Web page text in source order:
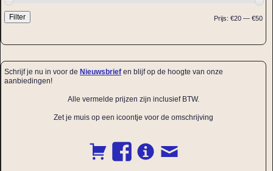
Filter Prijs: €20 — €50
Schrijf je nu in voor de Nieuwsbrief en blijf op de hoogte van onze
aanbiedingen!
Alle vermelde prijzen zijn inclusief BTW.
Zet je muis op een icoontje voor de omschrijving